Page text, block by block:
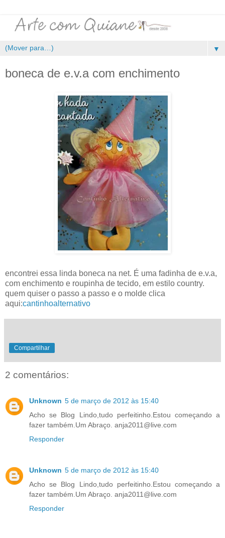
▼
boneca de e.v.a com enchimento
encontrei essa linda boneca na net. É uma fadinha de e.v.a,
com enchimento e roupinha de tecido, em estilo country.
quem quiser o passo a passo e o molde clica
aqui:cantinhoalternativo
Compartilhar
2 comentários:
Unknown 5 de março de 2012 às 15:40
Acho se Blog Lindo,tudo perfeitinho.Estou começando a
fazer também.Um Abraço. anja2011@live.com
Responder
Unknown 5 de março de 2012 às 15:40
Acho se Blog Lindo,tudo perfeitinho.Estou começando a
fazer também.Um Abraço. anja2011@live.com
Responder